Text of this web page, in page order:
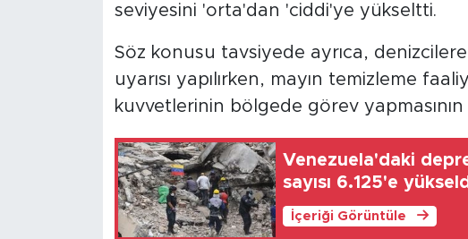
seviyesini 'orta'dan 'ciddi'ye yükseltti.
Söz konusu tavsiyede ayrıca,
uyarısı yapılırken, mayın temizleme
kuvvetlerinin bölgede görev
Venezuela'daki
sayısı 6.125'e
İçeriği Görüntüle